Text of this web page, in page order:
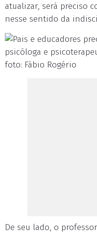
atualizar, será preciso
nesse sentido da
psicóloga e
foto: Fábio Rogério
De seu lado, o